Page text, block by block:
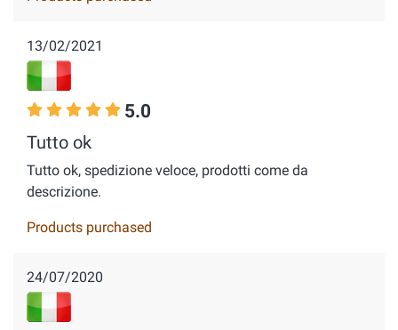
13/02/2021
5.0
Tutto ok
Tutto ok, spedizione veloce, prodotti come da
descrizione.
Products purchased
24/07/2020